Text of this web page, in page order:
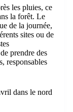
les pluies, ce
la forêt. Le
de la journée,
sites ou de
prendre des
responsables
dans le nord